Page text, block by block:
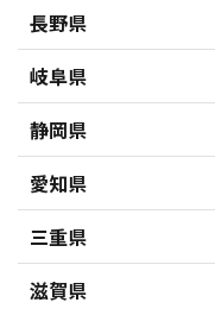
長野県
岐阜県
静岡県
愛知県
三重県
滋賀県